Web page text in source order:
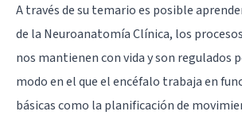
A través de su temario es posible
de la Neuroanatomía Clínica, los
nos mantienen con vida y son regulados
modo en el que el encéfalo trabaja en
básicas como la planificación de